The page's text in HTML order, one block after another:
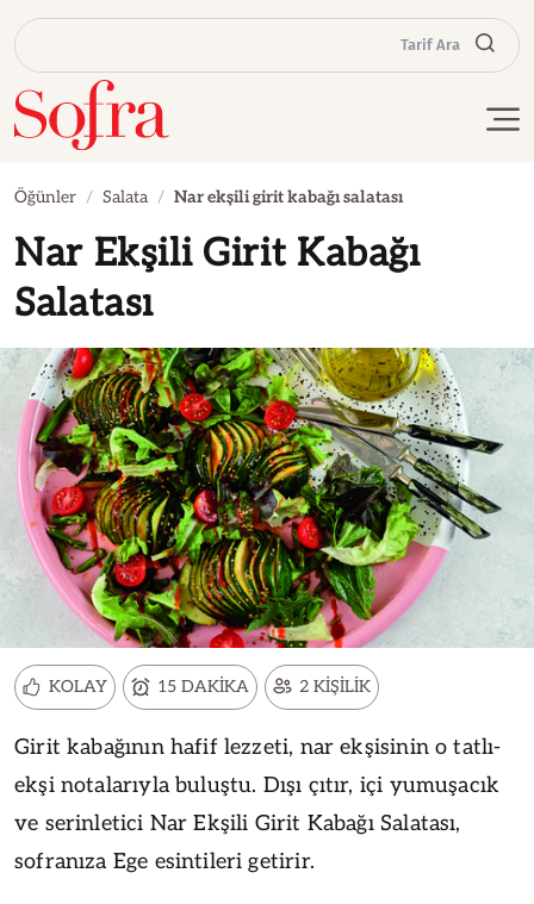
Tarif Ara
Öğünler Salata Nar ekşili girit kabağı salatası
Nar Ekşili Girit Kabağı
Salatası
KOLAY 15 DAKİKA 2 KİŞİLİK
Girit kabağının hafif lezzeti, nar ekşisinin o tatlı-
ekşi notalarıyla buluştu. Dışı çıtır, içi yumuşacık
ve serinletici Nar Ekşili Girit Kabağı Salatası,
sofranıza Ege esintileri getirir.